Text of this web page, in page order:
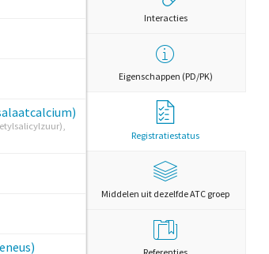
Interacties
Eigenschappen (PD/PK)
Registratiestatus
Middelen uit dezelfde ATC groep